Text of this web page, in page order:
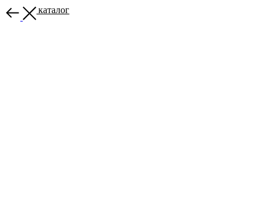
Назад в каталог